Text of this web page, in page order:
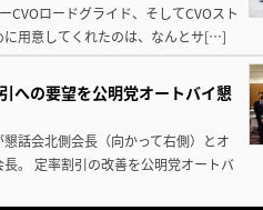
ロードグライド、そしてCVOスト
に用意してくれたのは、なんとサ[…]
への要望を公明党オートバイ懇
話会北側会長（向かって右側）とオ
。 定率割引の改善を公明党オートバ